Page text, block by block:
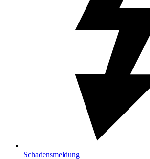
Schadensmeldung